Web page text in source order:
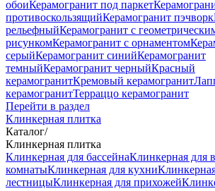
обоиКерамогранит под паркет
противоскользящийКерамогранит пэчворк
рельефныйКерамогранит с
рисункомКерамогранит с орнаментом
серыйКерамогранит синийКерамогранит
темныйКерамогранит черныйКрасный
керамогранитКремовый керамогранит
керамогранитТерраццо керамогранит
Перейти в раздел
Клинкерная плитка
Каталог/
Клинкерная плитка
Клинкерная для бассейнаКлинкерная для
комнатыКлинкерная для кухни
лестницыКлинкерная для прихожей